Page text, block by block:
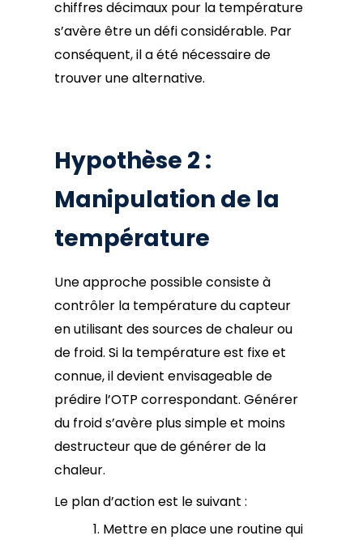
chiffres décimaux pour la température
s’avère être un défi considérable. Par
conséquent, il a été nécessaire de
trouver une alternative.
Hypothèse 2 :
Manipulation de la
température
Une approche possible consiste à
contrôler la température du capteur
en utilisant des sources de chaleur ou
de froid. Si la température est fixe et
connue, il devient envisageable de
prédire l’OTP correspondant. Générer
du froid s’avère plus simple et moins
destructeur que de générer de la
chaleur.
Le plan d’action est le suivant :
Mettre en place une routine qui